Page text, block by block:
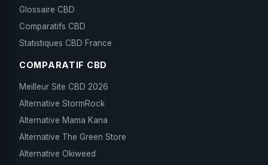
Glossaire CBD
Comparatifs CBD
Statistiques CBD France
COMPARATIF CBD
Meilleur Site CBD 2026
Alternative StormRock
Alternative Mama Kana
Alternative The Green Store
Alternative Okiweed